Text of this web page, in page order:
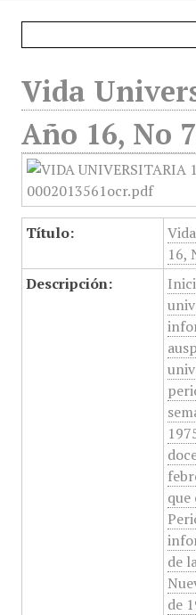
Vida
Año 16, No
Título:
16,
Descripción:
que
de
de